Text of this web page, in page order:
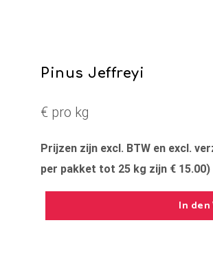
Pinus Jeffreyi
€ pro kg
Prijzen zijn excl. BTW en excl.
per pakket tot 25 kg zijn € 15.00)
In den